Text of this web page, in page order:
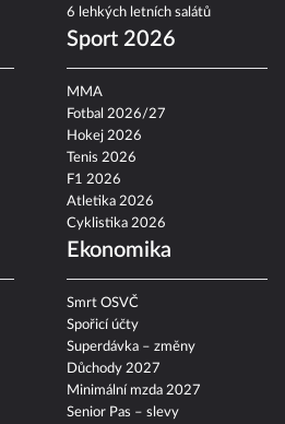
6 lehkých letních salátů
Sport 2026
MMA
Fotbal 2026/27
Hokej 2026
Tenis 2026
F1 2026
Atletika 2026
Cyklistika 2026
Ekonomika
Smrt OSVČ
Spořicí účty
Superdávka – změny
Důchody 2027
Minimální mzda 2027
Senior Pas – slevy